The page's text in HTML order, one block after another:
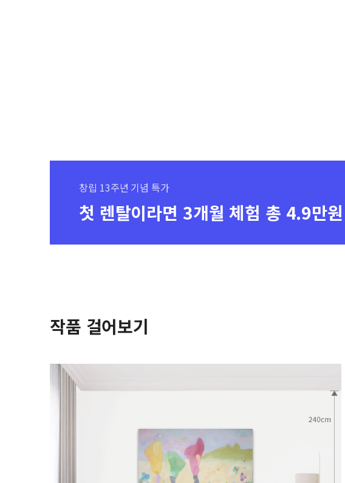
창립 13주년 기념 특가
첫 렌탈이라면 3개월 체험 총 4.9만원
작품 걸어보기